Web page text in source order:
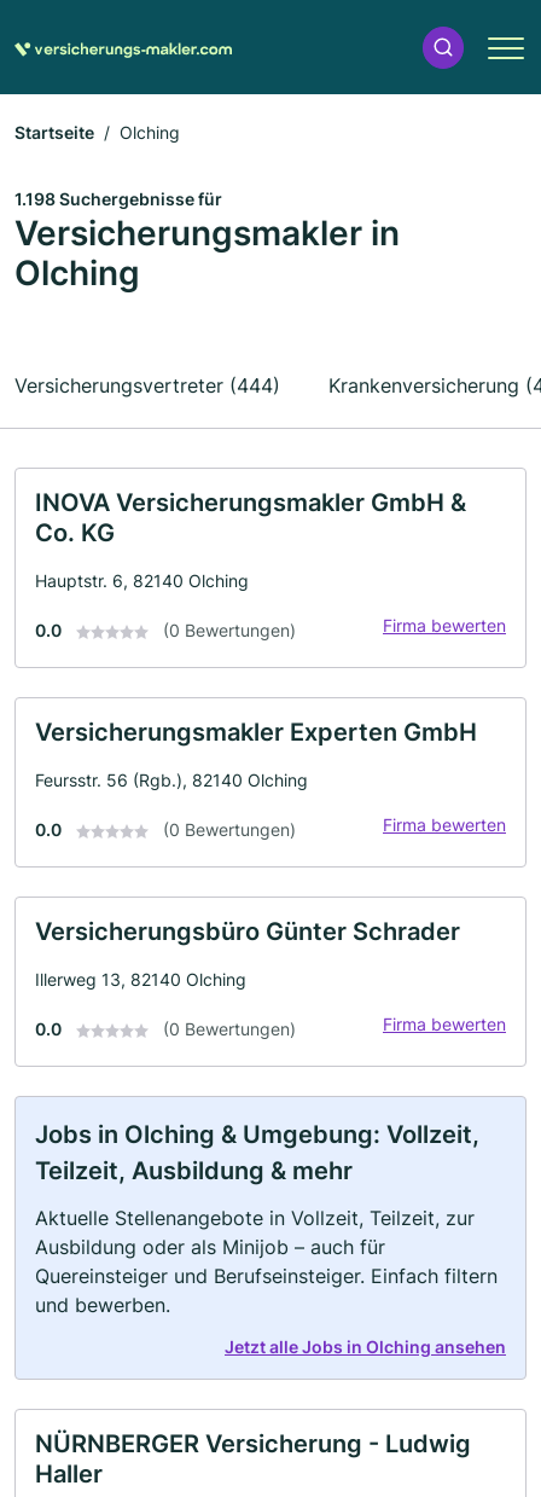
Startseite Olching
1.198 Suchergebnisse für
Versicherungsmakler in
Olching
Versicherungsvertreter (444) Krankenversicherung
INOVA Versicherungsmakler GmbH &
Co. KG
Hauptstr. 6, 82140 Olching
0.0 (0 Bewertungen) Firma bewerten
Versicherungsmakler Experten GmbH
Feursstr. 56 (Rgb.), 82140 Olching
0.0 (0 Bewertungen) Firma bewerten
Versicherungsbüro Günter Schrader
Illerweg 13, 82140 Olching
0.0 (0 Bewertungen) Firma bewerten
Jobs in Olching & Umgebung: Vollzeit,
Teilzeit, Ausbildung & mehr
Aktuelle Stellenangebote in Vollzeit, Teilzeit, zur
Ausbildung oder als Minijob – auch für
Quereinsteiger und Berufseinsteiger. Einfach filtern
und bewerben.
Jetzt alle Jobs in Olching ansehen
NÜRNBERGER Versicherung - Ludwig
Haller